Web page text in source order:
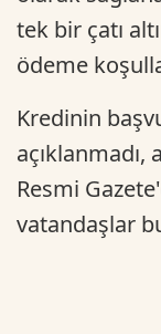
tek bir çatı
ödeme
Kredinin
Resmi
vatandaşlar